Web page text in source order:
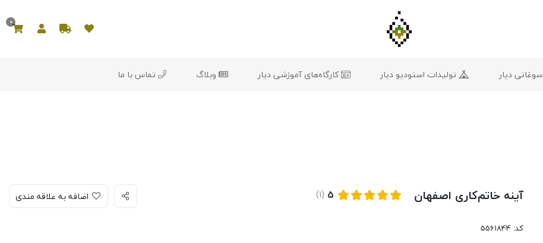
0
سوغاتی دیار تولیدات استودیو دیار کارگاه‌های آموزشی دیار وبلاگ تماس با ما
اضافه به علاقه مندی آینه خاتم‌کاری اصفهان 5
(1)
کد: 5561844